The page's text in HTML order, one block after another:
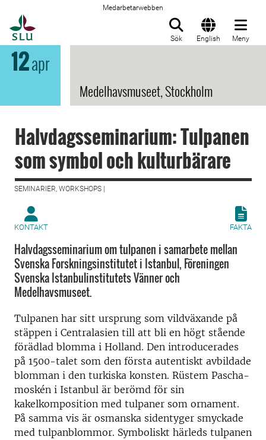
Medarbetarwebben
Sök English Meny
12apr
Medelhavsmuseet, Stockholm
Halvdagsseminarium: Tulpanen
som symbol och kulturbärare
SEMINARIER, WORKSHOPS |
KONTAKT FAKTA
Halvdagsseminarium om tulpanen i samarbete mellan
Svenska Forskningsinstitutet i Istanbul, Föreningen
Svenska Istanbulinstitutets Vänner och
Medelhavsmuseet.
Tulpanen har sitt ursprung som vildväxande på
stäppen i Centralasien till att bli en högt stående
förädlad blomma i Holland. Den introducerades
på 1500-talet som den första autentiskt avbildade
blomman i den turkiska konsten. Rüstem Pascha-
moskén i Istanbul är berömd för sin
kakelkomposition med tulpaner som ornament.
På samma vis är osmanska sidentyger smyckade
med tulpanblommor. Symboliskt härleds tulpanen